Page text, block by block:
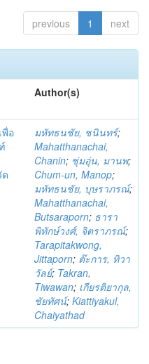
previous 1 next
Author(s)
อ
มหัทธนชัย, ชนินทร์;
Mahatthanachai,
Chanin; ชุ่มอุ่น, มานพ;
Chum-un, Manop;
มหัทธนชัย, บุษราภรณ์;
Mahatthanachai,
Butsaraporn; ธารา
พิทักษ์วงศ์, จิตราภรณ์;
Tarapitakwong,
Jittaporn; ต๊ะการ, ทิวา
วัลย์; Takran,
Tiwawan; เกียรติยากุล,
ชัยทัศน์; Kiattiyakul,
Chaiyathad